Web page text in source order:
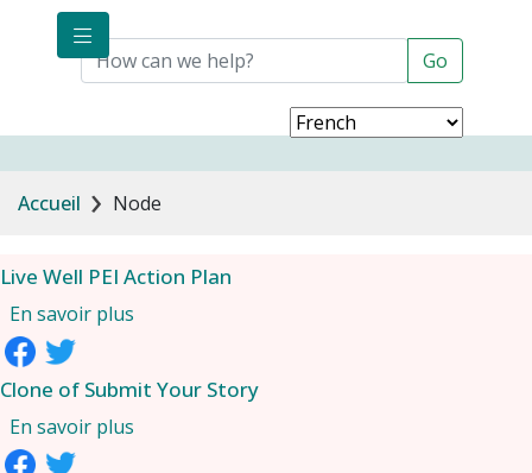
Aller au contenu principal
Fil d'Ariane
Accueil Node
Live Well PEI Action Plan
En savoir plus
Clone of Submit Your Story
En savoir plus